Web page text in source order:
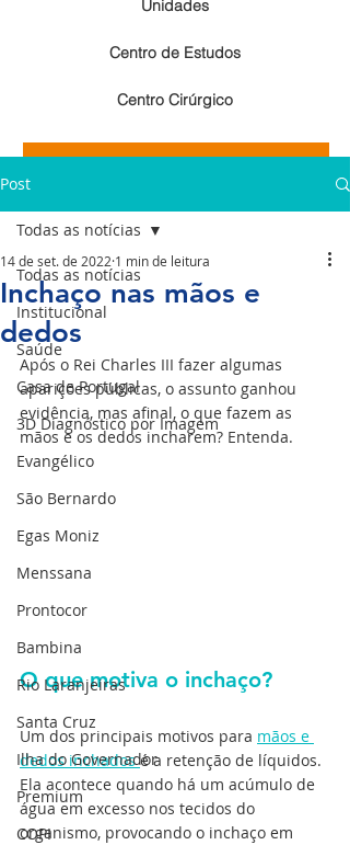
Unidades
Centro Cirúrgico
Centro de Estudos
Resultados de exames laboratoriais
Post
Todas as notícias
Institucional
Saúde
Casa de Portugal
3D Diagnóstico por Imagem
Evangélico
São Bernardo
Egas Moniz
Menssana
Prontocor
Bambina
Rio Laranjeiras
Santa Cruz
Ilha do Governador
Premium
COPI
Todas as notícias
Inchaço nas mãos e
dedos
14 de set. de 2022 1 min de leitura
Após o Rei Charles III fazer algumas
aparições públicas, o assunto ganhou
evidência, mas afinal, o que fazem as
mãos e os dedos incharem? Entenda.
O que motiva o inchaço?
Um dos principais motivos para mãos e
dedos inchados é a retenção de líquidos.
Ela acontece quando há um acúmulo de
água em excesso nos tecidos do
organismo, provocando o inchaço em